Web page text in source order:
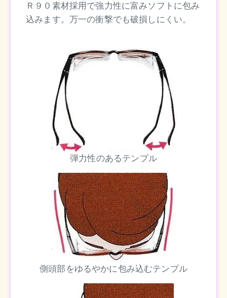
Ｒ９０素材採用で強力性に富みソフトに包み
込みます。万一の衝撃でも破損しにくい。
弾力性のあるテンプル
側頭部をゆるやかに包み込むテンプル